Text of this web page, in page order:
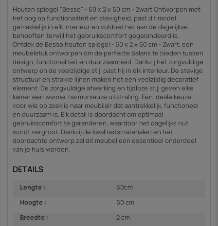
Houten spiegel "Besso" - 60 x 2 x 60 cm - Zwart Ontworpen met
het oog op functionaliteit en stevigheid, past dit model
gemakkelijk in elk interieur en voldoet het aan de dagelijkse
behoeften terwijl het gebruikscomfort gegarandeerd is.
Ontdek de Besso houten spiegel - 60 x 2 x 60 cm - Zwart, een
meubelstuk ontworpen om de perfecte balans te bieden tussen
design, functionaliteit en duurzaamheid. Dankzij het zorgvuldige
ontwerp en de veelzijdige stijl past hij in elk interieur. De stevige
structuur en strakke lijnen maken het een veelzijdig decoratief
element. De zorgvuldige afwerking en tijdloze stijl geven elke
kamer een warme, harmonieuze uitstraling. Een ideale keuze
voor wie op zoek is naar meubilair dat aantrekkelijk, functioneel
en duurzaam is. Elk detail is doordacht om optimaal
gebruikscomfort te garanderen, waardoor het dagelijks nut
wordt vergroot. Dankzij de kwaliteitsmaterialen en het
doordachte ontwerp zal dit meubel een essentieel onderdeel
van je huis worden.
DETAILS
Lengte :
60cm
Hoogte :
60 cm
Breedte :
2 cm